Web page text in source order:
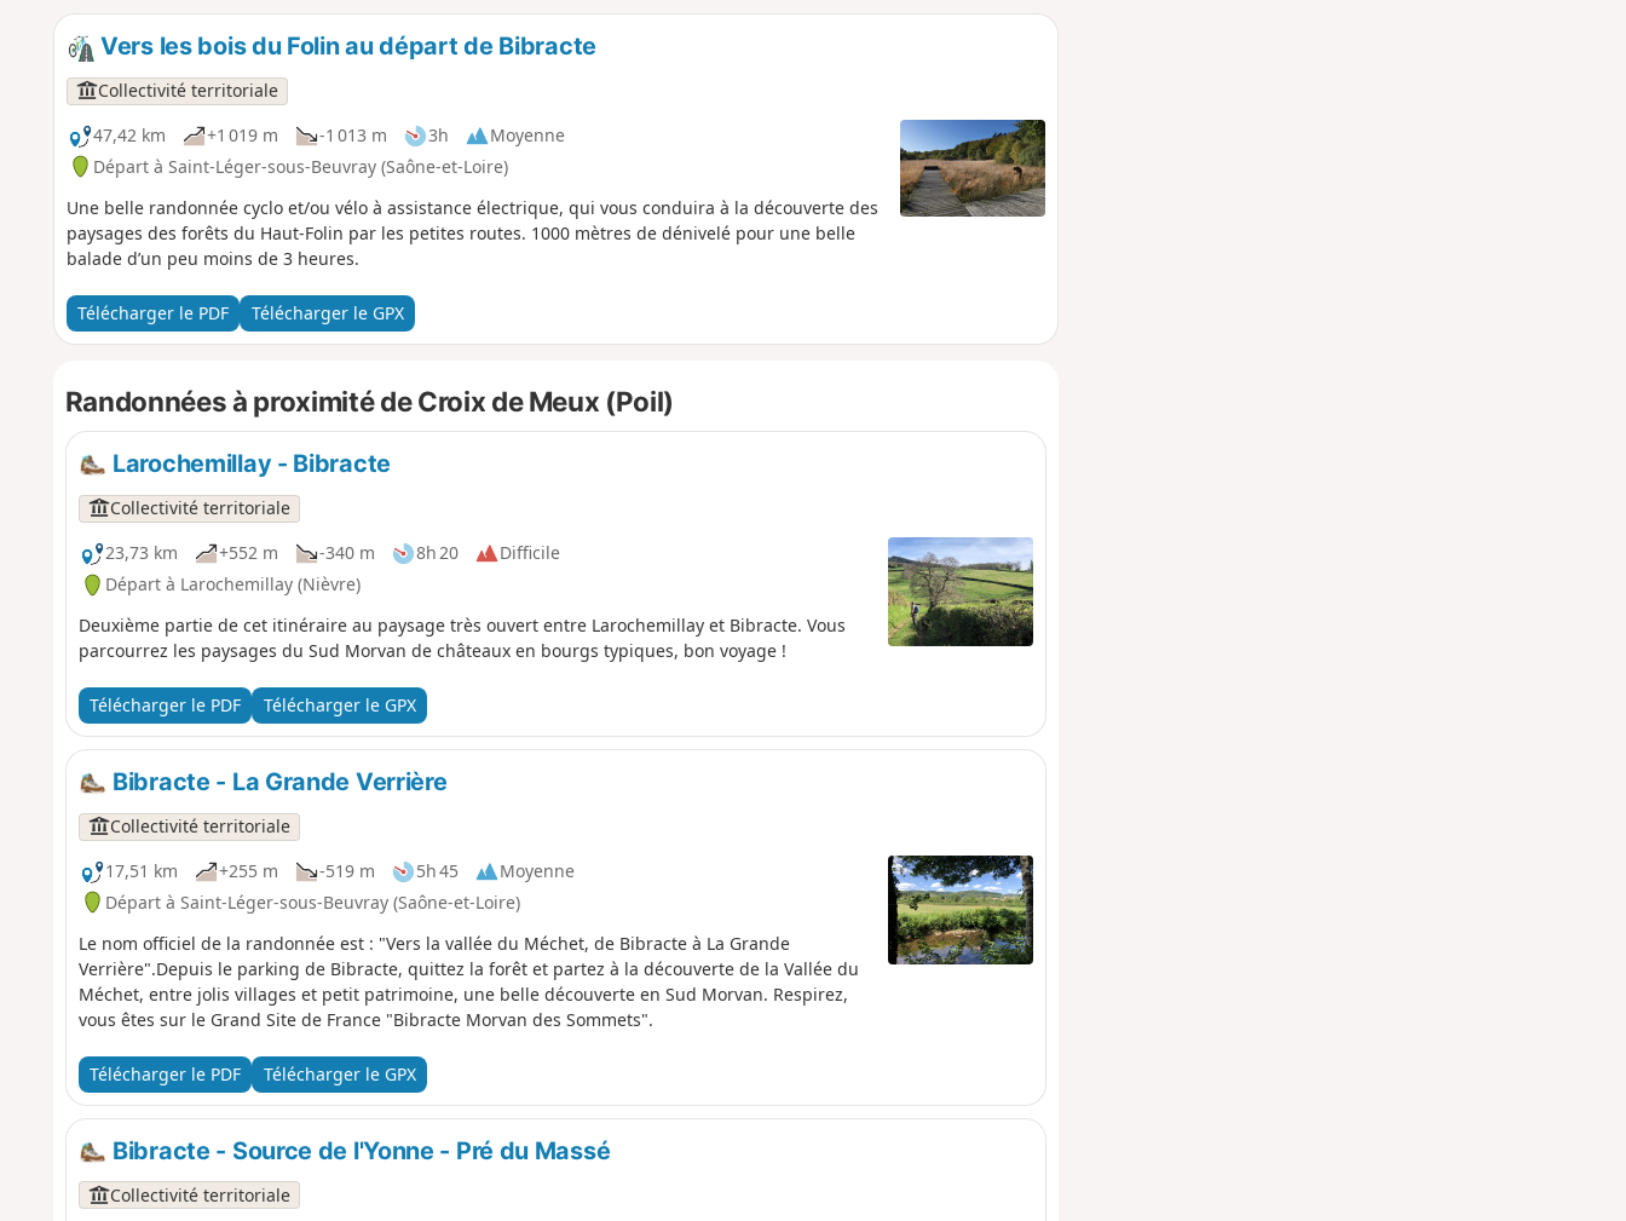
Vers les bois du Folin au départ de Bibracte
Collectivité territoriale
47,42 km
+1 019 m -1 013 m 3h
Moyenne
Départ à Saint-Léger-sous-Beuvray (Saône-et-Loire)
Une belle randonnée cyclo et/ou vélo à assistance électrique, qui vous conduira à la découverte des
paysages des forêts du Haut-Folin par les petites routes. 1000 mètres de dénivelé pour une belle
balade d’un peu moins de 3 heures.
Télécharger le PDF Télécharger le GPX
Randonnées à proximité de Croix de Meux (Poil)
Larochemillay - Bibracte
Collectivité territoriale
23,73 km
+552 m -340 m 8h 20
Difficile
Départ à Larochemillay (Nièvre)
Deuxième partie de cet itinéraire au paysage très ouvert entre Larochemillay et Bibracte. Vous
parcourrez les paysages du Sud Morvan de châteaux en bourgs typiques, bon voyage !
Télécharger le PDF Télécharger le GPX
Bibracte - La Grande Verrière
Collectivité territoriale
17,51 km
+255 m -519 m 5h 45
Moyenne
Départ à Saint-Léger-sous-Beuvray (Saône-et-Loire)
Le nom officiel de la randonnée est : "Vers la vallée du Méchet, de Bibracte à La Grande
Verrière".Depuis le parking de Bibracte, quittez la forêt et partez à la découverte de la Vallée du
Méchet, entre jolis villages et petit patrimoine, une belle découverte en Sud Morvan. Respirez,
vous êtes sur le Grand Site de France "Bibracte Morvan des Sommets".
Télécharger le PDF Télécharger le GPX
Bibracte - Source de l'Yonne - Pré du Massé
Collectivité territoriale